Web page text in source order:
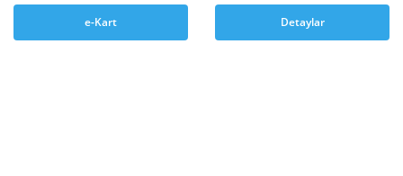
e-Kart Detaylar